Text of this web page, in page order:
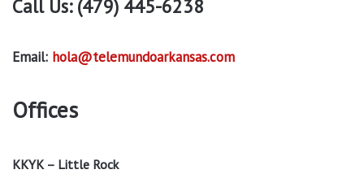
Call Us: (479) 445-6238
Email: hola@telemundoarkansas.com
Offices
KKYK – Little Rock